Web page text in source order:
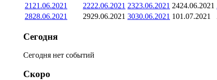
21 21.06.2021 2222.06.2021 2323.06.2021 2424.06.2021
2828.06.2021 2929.06.2021 3030.06.2021 101.07.2021
Сегодня
Сегодня нет событий
Скоро